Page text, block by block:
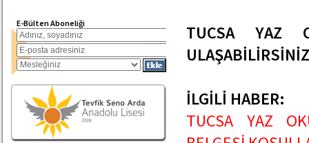
E-Bülten Aboneliği
TUCSA YAZ
İLGİLİ HABER:
TUCSA YAZ